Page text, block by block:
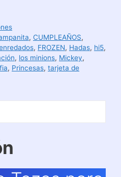
, CUMPLEAÑOS,
, FROZEN, Hadas, hi5,
, los minions, Mickey,
, Princesas, tarjeta de